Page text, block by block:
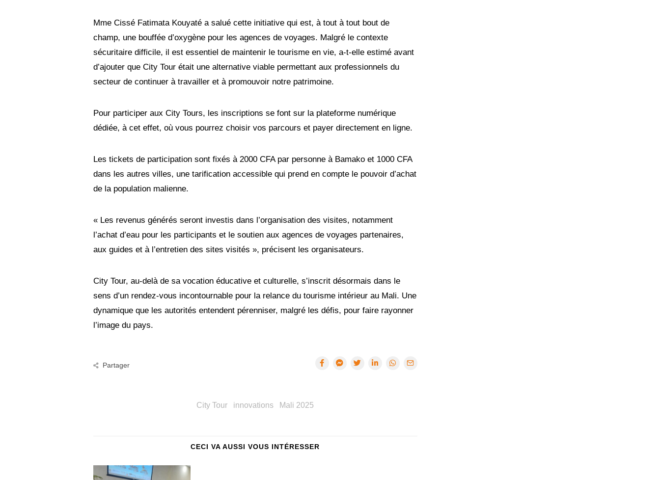
Mme Cissé Fatimata Kouyaté a salué cette initiative qui est, à tout à tout bout de
champ, une bouffée d’oxygène pour les agences de voyages. Malgré le contexte
sécuritaire difficile, il est essentiel de maintenir le tourisme en vie, a-t-elle estimé avant
d’ajouter que City Tour était une alternative viable permettant aux professionnels du
secteur de continuer à travailler et à promouvoir notre patrimoine.
Pour participer aux City Tours, les inscriptions se font sur la plateforme numérique
dédiée, à cet effet, où vous pourrez choisir vos parcours et payer directement en ligne.
Les tickets de participation sont fixés à 2000 CFA par personne à Bamako et 1000 CFA
dans les autres villes, une tarification accessible qui prend en compte le pouvoir d’achat
de la population malienne.
« Les revenus générés seront investis dans l’organisation des visites, notamment
l’achat d’eau pour les participants et le soutien aux agences de voyages partenaires,
aux guides et à l’entretien des sites visités », précisent les organisateurs.
City Tour, au-delà de sa vocation éducative et culturelle, s’inscrit désormais dans le
sens d’un rendez-vous incontournable pour la relance du tourisme intérieur au Mali. Une
dynamique que les autorités entendent pérenniser, malgré les défis, pour faire rayonner
l’image du pays.
Partager
City Tour innovations Mali 2025
CECI VA AUSSI VOUS INTÉRESSER